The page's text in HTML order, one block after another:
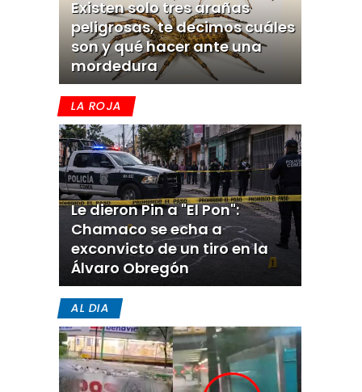
Existen solo tres arañas
peligrosas, te decimos cuáles
son y qué hacer ante una
mordedura
LA ROJA
Le dieron Pin a "El Pon":
Chamaco se echa a
exconvicto de un tiro en la
Álvaro Obregón
AL DIA